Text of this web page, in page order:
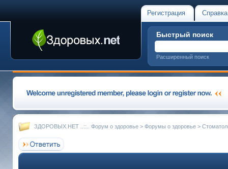
Регистрация Справка
Быстрый поиск
Расширенный поиск
ЗДОРОВЫХ.НЕТ ..::.. Форум о здоровье > Форумы о здоровье >